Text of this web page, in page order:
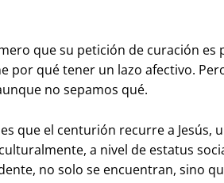
que su petición de curación es
por qué tener un lazo afectivo.
no sepamos qué.
que el centurión recurre a Jesús,
a nivel de estatus
no solo se encuentran, sino